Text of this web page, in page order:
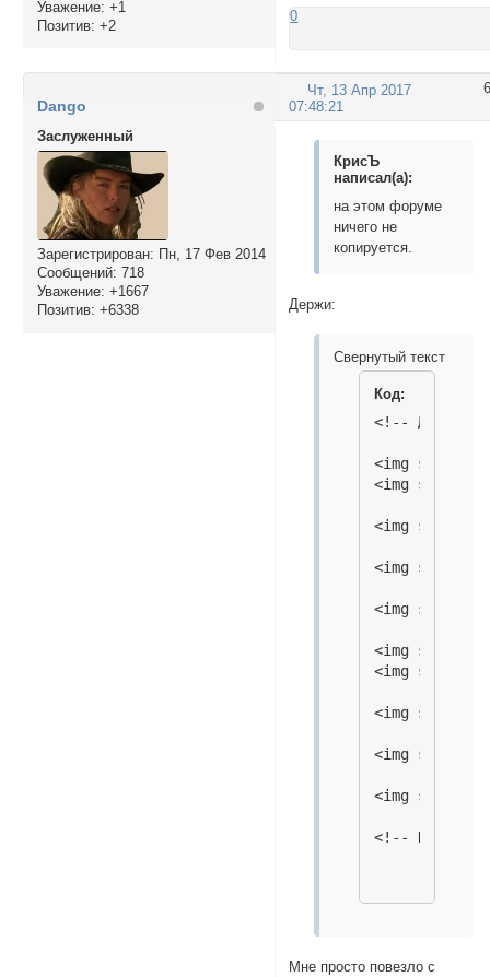
Уважение: +1
Позитив: +2
0
6
Чт, 13 Апр 2017
07:48:21
Dango
Заслуженный
Зарегистрирован: Пн, 17 Фев 2014
Сообщений: 718
Уважение: +1667
Позитив: +6338
КрисЪ
написал(а):
на этом форуме
ничего не
копируется.
Держи:
Свернутый текст
Код:
<!--
<img
<img
<img
<img
<img
<img
<img
<img
<img
<img
Мне просто повезло с